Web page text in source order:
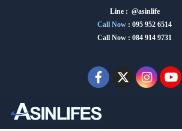
Line : @asinlife
Call Now : 095 952 6514
Call Now : 084 914 9731